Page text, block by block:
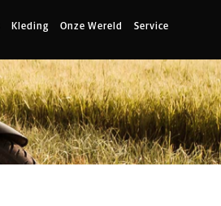
Kleding Onze Wereld Service